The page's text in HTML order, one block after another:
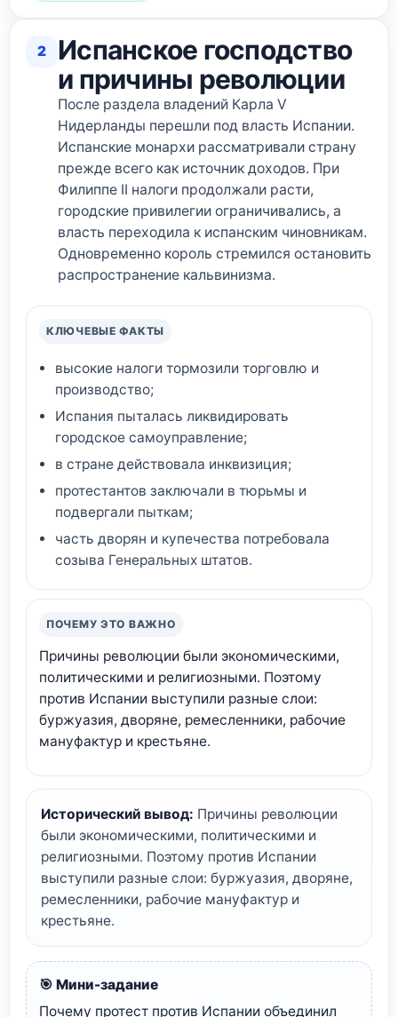
2
Испанское господство
и причины революции
После раздела владений Карла V
Нидерланды перешли под власть Испании.
Испанские монархи рассматривали страну
прежде всего как источник доходов. При
Филиппе II налоги продолжали расти,
городские привилегии ограничивались, а
власть переходила к испанским чиновникам.
Одновременно король стремился остановить
распространение кальвинизма.
КЛЮЧЕВЫЕ ФАКТЫ
высокие налоги тормозили торговлю и
производство;
Испания пыталась ликвидировать
городское самоуправление;
в стране действовала инквизиция;
протестантов заключали в тюрьмы и
подвергали пыткам;
часть дворян и купечества потребовала
созыва Генеральных штатов.
ПОЧЕМУ ЭТО ВАЖНО
Причины революции были экономическими,
политическими и религиозными. Поэтому
против Испании выступили разные слои:
буржуазия, дворяне, ремесленники, рабочие
мануфактур и крестьяне.
Исторический вывод: Причины революции
были экономическими, политическими и
религиозными. Поэтому против Испании
выступили разные слои: буржуазия, дворяне,
ремесленники, рабочие мануфактур и
крестьяне.
🎯 Мини-задание
Почему протест против Испании объединил